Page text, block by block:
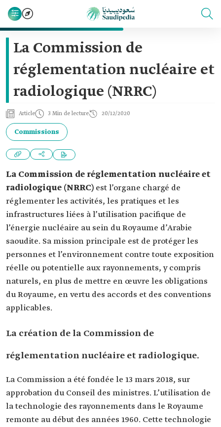
La Commission de
réglementation nucléaire et
radiologique (NRRC)
Article 3 Min de lecture 20/12/2020
Commissions
La Commission de réglementation nucléaire et
radiologique (NRRC) est l’organe chargé de
réglementer les activités, les pratiques et les
infrastructures liées à l’utilisation pacifique de
l’énergie nucléaire au sein du Royaume d’Arabie
saoudite. Sa mission principale est de protéger les
personnes et l’environnement contre toute exposition
réelle ou potentielle aux rayonnements, y compris
naturels, en plus de mettre en œuvre les obligations
du Royaume, en vertu des accords et des conventions
applicables.
La création de la Commission de
réglementation nucléaire et radiologique.
La Commission a été fondée le 13 mars 2018, sur
approbation du Conseil des ministres. L’utilisation de
la technologie des rayonnements dans le Royaume
remonte au début des années 1960. Cette technologie